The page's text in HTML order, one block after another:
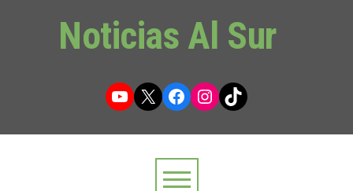
Noticias Al Sur
YouTube
X Facebook
Instagram
TikTok